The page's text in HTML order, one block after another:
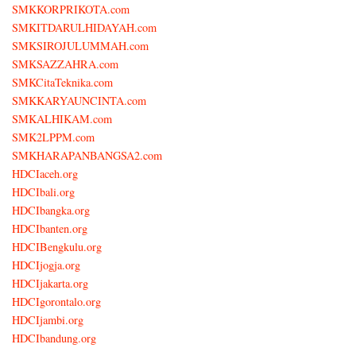
SMKKORPRIKOTA.com
SMKITDARULHIDAYAH.com
SMKSIROJULUMMAH.com
SMKSAZZAHRA.com
SMKCitaTeknika.com
SMKKARYAUNCINTA.com
SMKALHIKAM.com
SMK2LPPM.com
SMKHARAPANBANGSA2.com
HDCIaceh.org
HDCIbali.org
HDCIbangka.org
HDCIbanten.org
HDCIBengkulu.org
HDCIjogja.org
HDCIjakarta.org
HDCIgorontalo.org
HDCIjambi.org
HDCIbandung.org